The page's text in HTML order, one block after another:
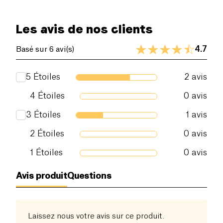
l’impression est une encre végétale, afin de
Les avis de nos clients
Basé sur 6 avi(s) 4.7
5 Étoiles 2 avis
4 Étoiles 0 avis
3 Étoiles 1 avis
2 Étoiles 0 avis
1 Étoiles 0 avis
Avis produitQuestions
Laissez nous votre avis sur ce produit.